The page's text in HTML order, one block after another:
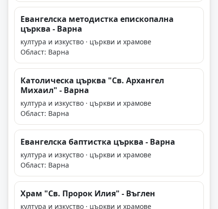
Евангелска методистка епископална
църква - Варна
култура и изкуство · църкви и храмове
Област: Варна
Католическа църква "Св. Архангел
Михаил" - Варна
култура и изкуство · църкви и храмове
Област: Варна
Евангелска баптистка църква - Варна
култура и изкуство · църкви и храмове
Област: Варна
Храм "Св. Пророк Илия" - Въглен
култура и изкуство · църкви и храмове